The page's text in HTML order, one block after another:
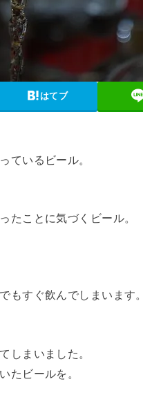
はてブ
ているビール。
たことに気づくビール。
もすぐ飲んでしまいます
しまいました。
たビールを。